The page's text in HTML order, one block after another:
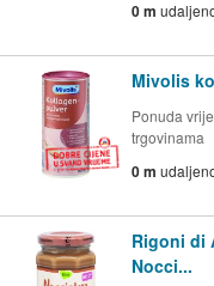
0 m
Mivolis
Ponuda
trgovinama
0 m
Rigoni di
Nocci...